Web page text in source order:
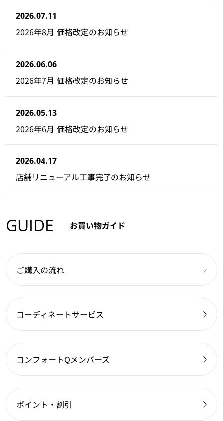
2026.07.11
2026年8月 価格改定のお知らせ
2026.06.06
2026年7月 価格改定のお知らせ
2026.05.13
2026年6月 価格改定のお知らせ
2026.04.17
店舗リニューアル工事完了のお知らせ
GUIDE お買い物ガイド
ご購入の流れ
コーディネートサービス
コンフォートQメンバーズ
ポイント・割引